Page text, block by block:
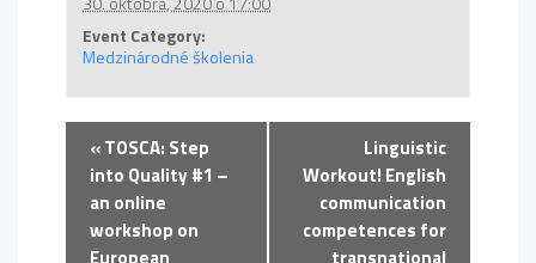
Event Category:
Medzinárodné školenia
«TOSCA: Step
into Quality #1 –
an online
workshop on
Linguistic
Workout! English
communication
competences for